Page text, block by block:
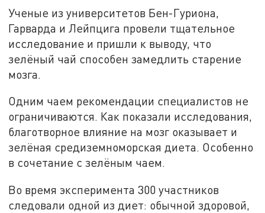
Ученые из университетов Бен-Гуриона,
Гарварда и Лейпцига провели тщательное
исследование и пришли к выводу, что
зелёный чай способен замедлить старение
мозга.
Одним чаем рекомендации специалистов не
ограничиваются. Как показали исследования,
благотворное влияние на мозг оказывает и
зелёная средиземноморская диета. Особенно
в сочетание с зелёным чаем.
Во время эксперимента 300 участников
следовали одной из диет: обычной здоровой,